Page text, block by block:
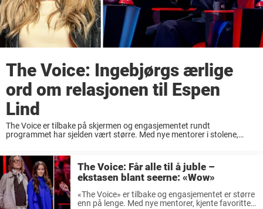
The Voice: Ingebjørgs ærlige
ord om relasjonen til Espen
Lind
The Voice er tilbake på skjermen og engasjementet rundt
programmet har sjelden vært større. Med nye mentorer i stolene,
...
The Voice: Får alle til å juble –
ekstasen blant seerne: «Wow»
«The Voice» er tilbake og engasjementet er større
enn på lenge. Med nye mentorer, kjente favoritter